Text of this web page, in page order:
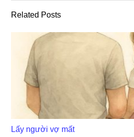
Related Posts
Lấy người vợ mất